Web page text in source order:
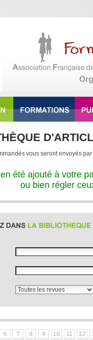
vous seront envoyés
été ajouté à votre
ou bien régler
6 7 8 9 10 11 12